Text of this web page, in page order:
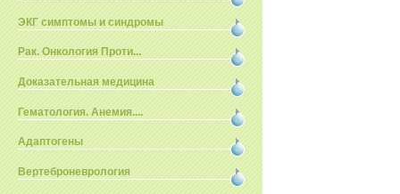
ЭКГ симптомы и синдромы
Рак. Онкология Проти...
Доказательная медицина
Гематология. Анемия....
Адаптогены
Вертеброневрология